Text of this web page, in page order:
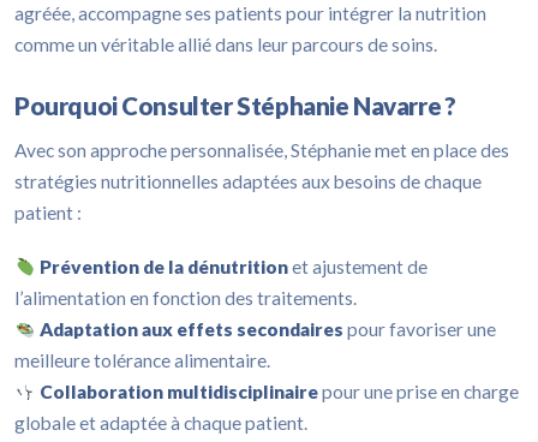
agréée, accompagne ses patients pour intégrer la nutrition
comme un véritable allié dans leur parcours de soins.
Pourquoi Consulter Stéphanie Navarre ?
Avec son approche personnalisée, Stéphanie met en place des
stratégies nutritionnelles adaptées aux besoins de chaque
patient :
Prévention de la dénutritionet ajustement de
l’alimentation en fonction des traitements.
Adaptation aux effets secondaires pour favoriser une
meilleure tolérance alimentaire.
Collaboration multidisciplinairepour une prise en charge
globale et adaptée à chaque patient.